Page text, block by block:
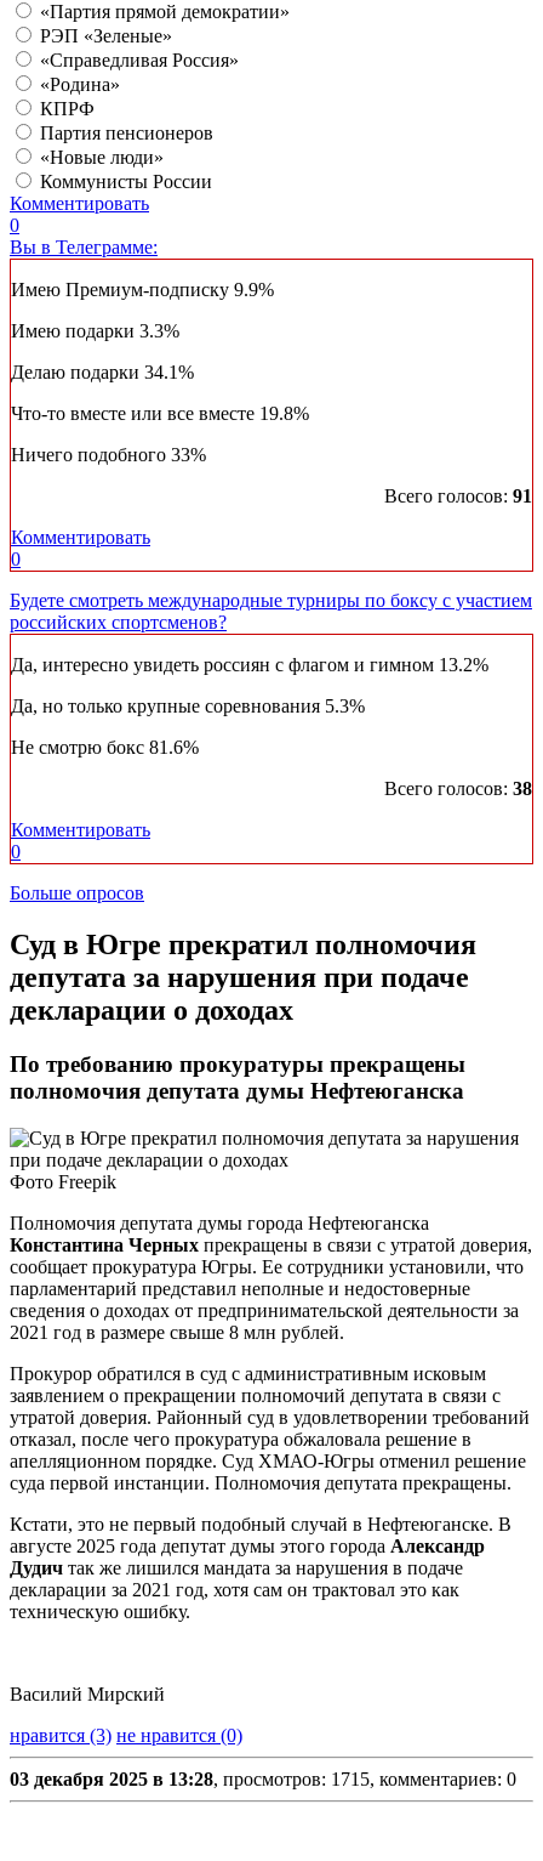
«Партия прямой демократии»
РЭП «Зеленые»
«Справедливая Россия»
«Родина»
КПРФ
Партия пенсионеров
«Новые люди»
Коммунисты России
Комментировать
0
Вы в Телеграмме:
Имею Премиум-подписку 9.9%
Имею подарки 3.3%
Делаю подарки 34.1%
Что-то вместе или все вместе 19.8%
Ничего подобного 33%
Всего голосов: 91
Комментировать
0
Будете смотреть международные турниры по боксу с участием
российских спортсменов?
Да, интересно увидеть россиян с флагом и гимном 13.2%
Да, но только крупные соревнования 5.3%
Не смотрю бокс 81.6%
Всего голосов: 38
Комментировать
0
Больше опросов
Суд в Югре прекратил полномочия
депутата за нарушения при подаче
декларации о доходах
По требованию прокуратуры прекращены
полномочия депутата думы Нефтеюганска
Фото Freepik
Полномочия депутата думы города Нефтеюганска
Константина Черных прекращены в связи с утратой доверия,
сообщает прокуратура Югры. Ее сотрудники установили, что
парламентарий представил неполные и недостоверные
сведения о доходах от предпринимательской деятельности за
2021 год в размере свыше 8 млн рублей.
Прокурор обратился в суд с административным исковым
заявлением о прекращении полномочий депутата в связи с
утратой доверия. Районный суд в удовлетворении требований
отказал, после чего прокуратура обжаловала решение в
апелляционном порядке. Суд ХМАО-Югры отменил решение
суда первой инстанции. Полномочия депутата прекращены.
Кстати, это не первый подобный случай в Нефтеюганске. В
августе 2025 года депутат думы этого города Александр
Дудич так же лишился мандата за нарушения в подаче
декларации за 2021 год, хотя сам он трактовал это как
техническую ошибку.
Василий Мирский
нравится (3) не нравится (0)
03 декабря 2025 в 13:28, просмотров: 1715, комментариев: 0